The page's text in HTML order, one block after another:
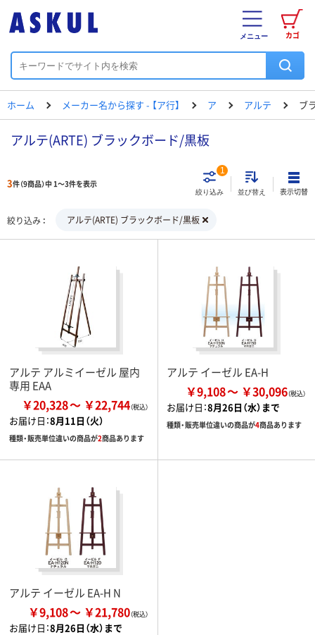
カゴ
メニュー
ホーム メーカー名から探す - 【ア行】 ア アルテ ブ
アルテ(ARTE) ブラックボード/黒板
3件（9商品）中 1～3件を表示
絞り込み
1
並び替え 表示切替
絞り込み アルテ(ARTE) ブラックボード/黒板
アルテ アルミイーゼル 屋内
専用 EAA
￥20,328 ￥22,744
お届け日：8月11日（火）
種類・販売単位違いの商品が2商品あります
アルテ イーゼル EA-H
￥9,108 ￥30,096
お届け日：8月26日（水）まで
種類・販売単位違いの商品が4商品あります
アルテ イーゼル EA-H N
￥9,108 ￥21,780
お届け日：8月26日（水）まで